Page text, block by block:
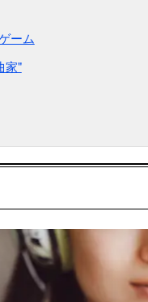
ーム
家"